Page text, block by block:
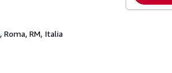
, Roma, RM, Italia